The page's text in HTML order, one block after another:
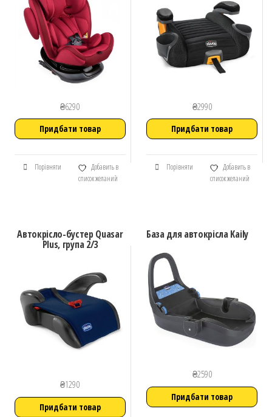
₴6290
Придбати товар
Порівняти
Добавить в
список желаний
₴2990
Придбати товар
Порівняти
Добавить в
список желаний
Автокрісло-бустер Quasar
Plus, група 2/3
₴1290
Придбати товар
База для автокрісла Kaily
₴2590
Придбати товар